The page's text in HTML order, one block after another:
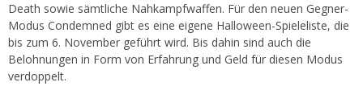
Death sowie sämtliche Nahkampfwaffen. Für den neuen Gegner-
Modus Condemned gibt es eine eigene Halloween-Spieleliste, die
bis zum 6. November geführt wird. Bis dahin sind auch die
Belohnungen in Form von Erfahrung und Geld für diesen Modus
verdoppelt.